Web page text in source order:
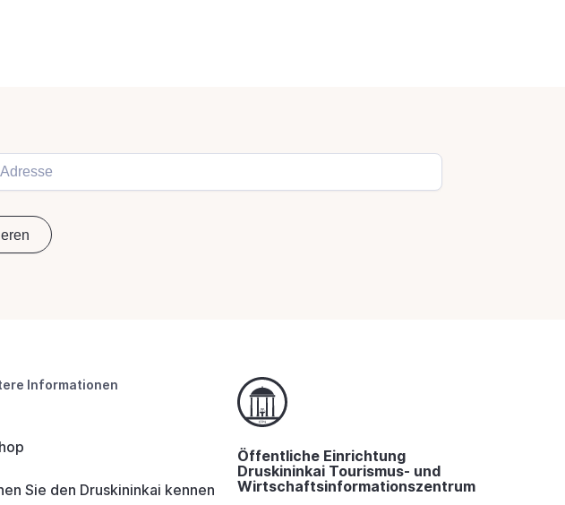
Informationen
Sie den Druskininkai kennen
Öffentliche Einrichtung
Druskininkai Tourismus- und
Wirtschaftsinformationszentrum